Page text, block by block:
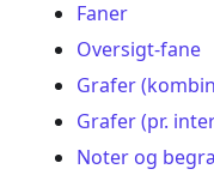
Faner
Oversigt-fane
Grafer
Grafer (pr.
Noter og